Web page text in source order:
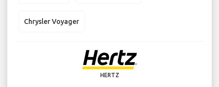
Chrysler Voyager
HERTZ